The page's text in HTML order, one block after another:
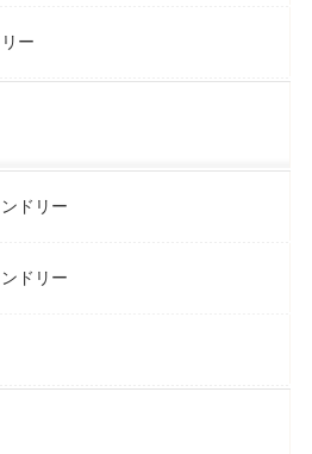
ー
ドリー
ドリー